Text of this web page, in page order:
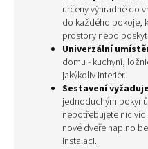
určeny výhradně do
do každého pokoje,
prostory nebo
Univerzální
domu - kuchyní,
jakýkoliv interiér.
Sestavení
jednoduchým
nepotřebujete nic
nové dveře naplno
instalaci.